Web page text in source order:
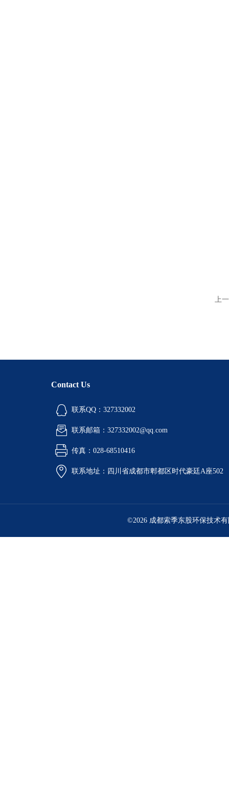
上
Contact Us
联系QQ：327332002
联系邮箱：327332002@qq.com
传真：028-68510416
联系地址：四川省成都市郫都区时代豪廷A座502
©2026 成都索季东股环保技术